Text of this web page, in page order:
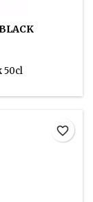
50cl
favorite_border